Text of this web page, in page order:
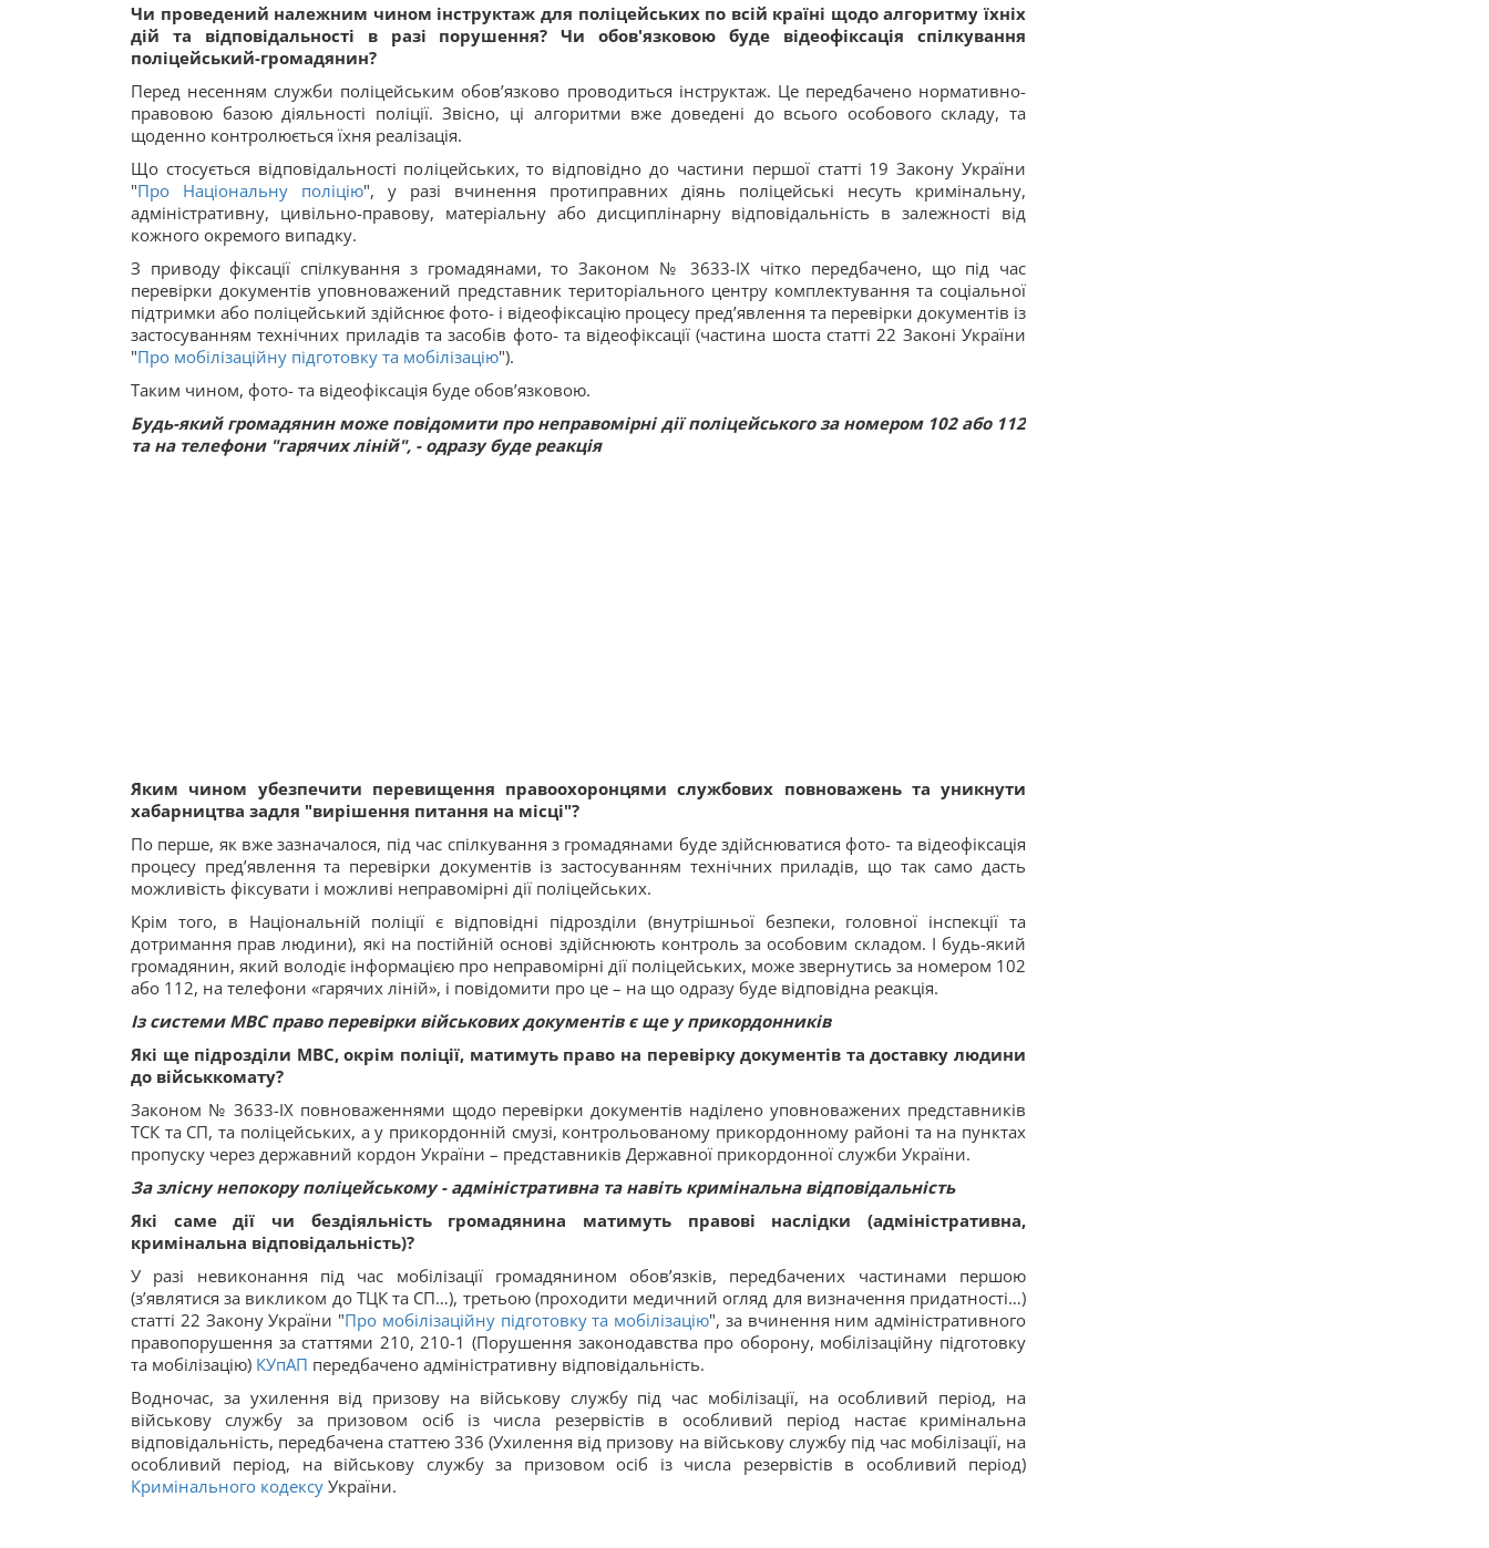
Чи проведений належним чином інструктаж для поліцейських по всій країні щодо алгоритму їхніх
дій та відповідальності в разі порушення? Чи обов'язковою буде відеофіксація спілкування
поліцейський-громадянин?
Перед несенням служби поліцейським обов’язково проводиться інструктаж. Це передбачено нормативно-
правовою базою діяльності поліції. Звісно, ці алгоритми вже доведені до всього особового складу, та
щоденно контролюється їхня реалізація.
Що стосується відповідальності поліцейських, то відповідно до частини першої статті 19 Закону України
"Про Національну поліцію", у разі вчинення протиправних діянь поліцейські несуть кримінальну,
адміністративну, цивільно-правову, матеріальну або дисциплінарну відповідальність в залежності від
кожного окремого випадку.
З приводу фіксації спілкування з громадянами, то Законом № 3633-ІХ чітко передбачено, що під час
перевірки документів уповноважений представник територіального центру комплектування та соціальної
підтримки або поліцейський здійснює фото- і відеофіксацію процесу пред’явлення та перевірки документів із
застосуванням технічних приладів та засобів фото- та відеофіксації (частина шоста статті 22 Законі України
"Про мобілізаційну підготовку та мобілізацію").
Таким чином, фото- та відеофіксація буде обов’язковою.
Будь-який громадянин може повідомити про неправомірні дії поліцейського за номером 102 або 112
та на телефони "гарячих ліній", - одразу буде реакція
Яким чином убезпечити перевищення правоохоронцями службових повноважень та уникнути
хабарництва задля "вирішення питання на місці"?
По перше, як вже зазначалося, під час спілкування з громадянами буде здійснюватися фото- та відеофіксація
процесу пред’явлення та перевірки документів із застосуванням технічних приладів, що так само дасть
можливість фіксувати і можливі неправомірні дії поліцейських.
Крім того, в Національній поліції є відповідні підрозділи (внутрішньої безпеки, головної інспекції та
дотримання прав людини), які на постійній основі здійснюють контроль за особовим складом. І будь-який
громадянин, який володіє інформацією про неправомірні дії поліцейських, може звернутись за номером 102
або 112, на телефони «гарячих ліній», і повідомити про це – на що одразу буде відповідна реакція.
Із системи МВС право перевірки військових документів є ще у прикордонників
Які ще підрозділи МВС, окрім поліції, матимуть право на перевірку документів та доставку людини
до військкомату?
Законом № 3633-ІХ повноваженнями щодо перевірки документів наділено уповноважених представників
ТСК та СП, та поліцейських, а у прикордонній смузі, контрольованому прикордонному районі та на пунктах
пропуску через державний кордон України – представників Державної прикордонної служби України.
За злісну непокору поліцейському - адміністративна та навіть кримінальна відповідальність
Які саме дії чи бездіяльність громадянина матимуть правові наслідки (адміністративна,
кримінальна відповідальність)?
У разі невиконання під час мобілізації громадянином обов’язків, передбачених частинами першою
(з’являтися за викликом до ТЦК та СП…), третьою (проходити медичний огляд для визначення придатності…)
статті 22 Закону України "Про мобілізаційну підготовку та мобілізацію", за вчинення ним адміністративного
правопорушення за статтями 210, 210-1 (Порушення законодавства про оборону, мобілізаційну підготовку
та мобілізацію) КУпАП передбачено адміністративну відповідальність.
Водночас, за ухилення від призову на військову службу під час мобілізації, на особливий період, на
військову службу за призовом осіб із числа резервістів в особливий період настає кримінальна
відповідальність, передбачена статтею 336 (Ухилення від призову на військову службу під час мобілізації, на
особливий період, на військову службу за призовом осіб із числа резервістів в особливий період)
Кримінального кодексу України.